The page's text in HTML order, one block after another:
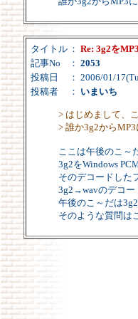
タイトル ： Re: 3g2を
記事No
： 2053
投稿日
： 2006/01/
投稿者
： いまいち
> はじめまして、
> 誰か3g2から
ここは午後のこ～
3g2をWindows
そのデコードした
3g2→wavのデコ
午後のこ～だは
そのような質問は